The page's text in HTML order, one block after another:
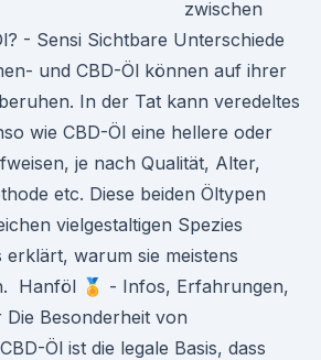
zwischen
- Sensi Sichtbare Unterschiede
und CBD-Öl können auf ihrer
In der Tat kann veredeltes
wie CBD-Öl eine hellere oder
je nach Qualität, Alter,
etc. Diese beiden Öltypen
vielgestaltigen Spezies
warum sie meistens
Hanföl 🏅 - Infos, Erfahrungen,
Besonderheit von
Öl ist die legale Basis, dass